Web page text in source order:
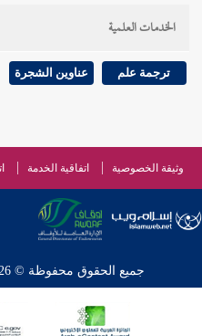
الخدمات العلمية
ترجمة علم عناوين الشجرة
وثيقة الخصوصية اتفاقية الخدمة
جميع الحقوق محفوظة © 2026 - 1998 لشبكة إسلام ويب